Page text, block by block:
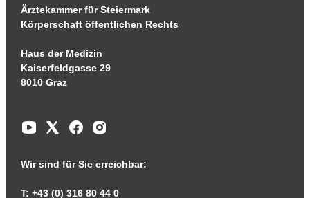
Ärztekammer für Steiermark
Körperschaft öffentlichen Rechts
Haus der Medizin
Kaiserfeldgasse 29
8010 Graz
Wir sind für Sie erreichbar:
T: +43 (0) 316 80 44 0